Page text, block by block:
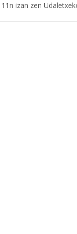
izan zen